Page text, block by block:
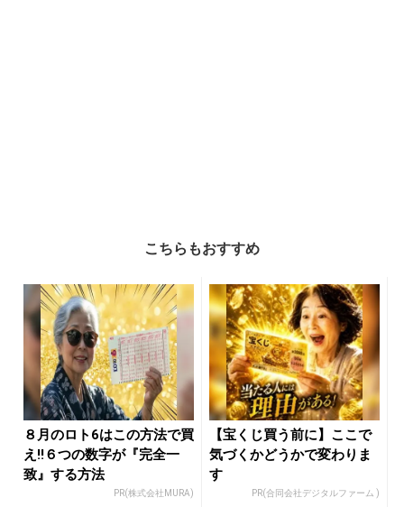
こちらもおすすめ
８月のロト6はこの方法で買
え!!６つの数字が『完全一
致』する方法
PR(株式会社MURA)
【宝くじ買う前に】ここで
気づくかどうかで変わりま
す
PR(合同会社デジタルファーム )